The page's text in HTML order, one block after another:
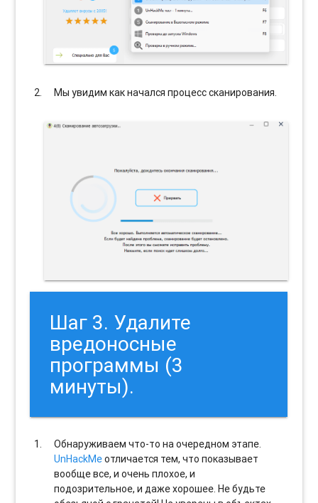
Мы увидим как начался процесс сканирования.
Шаг 3. Удалите
вредоносные
программы (3
минуты).
Обнаруживаем что-то на очередном этапе.
UnHackMeотличается тем, что показывает
вообще все, и очень плохое, и
подозрительное, и даже хорошее. Не будьте